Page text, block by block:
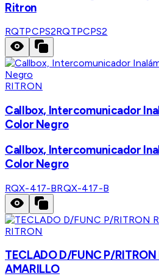
Ritron
RQTPCPS2RQTPCPS2
RITRON
Callbox, Intercomunicador
Color Negro
Callbox, Intercomunicador
Color Negro
RQX-417-BRQX-417-B
RITRON
TECLADO D/FUNC P/RITRON
AMARILLO